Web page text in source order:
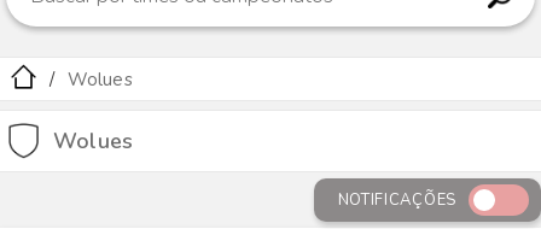
Wolues
Wolues
NOTIFICAÇÕES